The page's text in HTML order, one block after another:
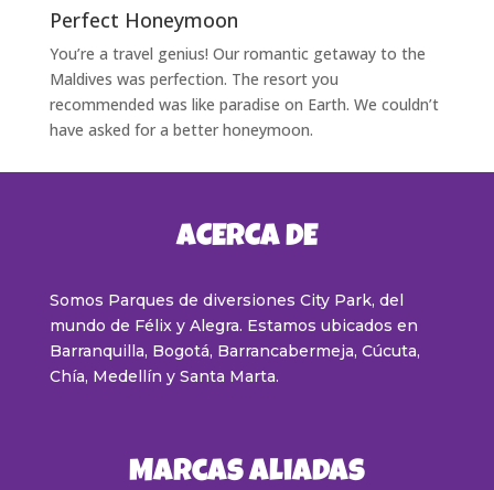
Perfect Honeymoon
You’re a travel genius! Our romantic getaway to the
Maldives was perfection. The resort you
recommended was like paradise on Earth. We couldn’t
have asked for a better honeymoon.
ACERCA DE
Somos Parques de diversiones City Park, del
mundo de Félix y Alegra. Estamos ubicados en
Barranquilla, Bogotá, Barrancabermeja, Cúcuta,
Chía, Medellín y Santa Marta.
Marcas Aliadas